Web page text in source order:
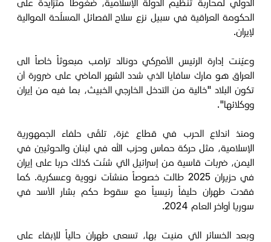
الدولي لمحاربة تنظيم الدولة الإسلامية، ضغوطاً متزايدة على
الحكومة العراقية في سبيل نزع سلاح الفصائل المسلّحة الموالية
لإيران.
وعيّنت إدارة الرئيس الأميركي دونالد ترامب مبعوثاً خاصاً الى
العراق هو مارك سافايا الذي شدد الشهر الماضي على ضرورة أن
تكون البلاد "خالية من التدخل الخارجي الخبيث، بما فيه من إيران
ووكلائها".
ومنذ اندلاع الحرب في قطاع غزة، تلقّى حلفاء الجمهورية
الإسلامية، مثل حركة حماس وحزب الله في لبنان والحوثيين في
اليمن، ضربات قاسية من إسرائيل التي شنّت كذلك حربا على إيران
في حزيران 2025 طالت خصوصاً منشآت نووية وعسكرية. كما
فقدت طهران حليفاً رئيسياً مع سقوط حكم بشار الأسد في
سوريا أواخر العام 2024.
وبعد الخسائر التي منيت بها، تسعى طهران حالياً للإبقاء على